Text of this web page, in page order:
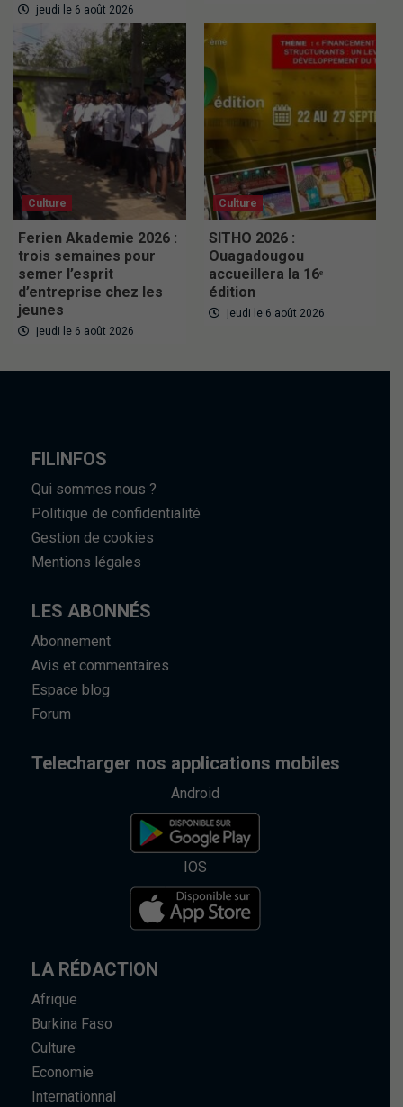
jeudi le 6 août 2026
Culture
Ferien Akademie 2026 :
trois semaines pour
semer l’esprit
d’entreprise chez les
jeunes
jeudi le 6 août 2026
Culture
SITHO 2026 :
Ouagadougou
accueillera la 16ᵉ
édition
jeudi le 6 août 2026
FILINFOS
Qui sommes nous ?
Politique de confidentialité
Gestion de cookies
Mentions légales
LES ABONNÉS
Abonnement
Avis et commentaires
Espace blog
Forum
Telecharger nos applications mobiles
Android
IOS
LA RÉDACTION
Afrique
Burkina Faso
Culture
Economie
Internationnal